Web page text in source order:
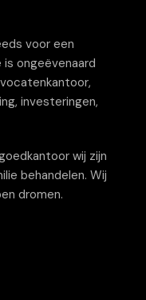
voor een
is ongeëvenaard
investeringen,
wij zijn
behandelen. Wij
dromen.